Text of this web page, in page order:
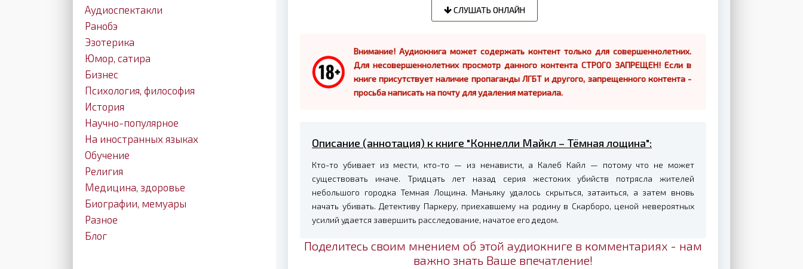
СЛУШАТЬ ОНЛАЙН
Внимание! Аудиокнига может содержать контент только для совершеннолетних.
Для несовершеннолетних просмотр данного контента СТРОГО ЗАПРЕЩЕН! Если в
книге присутствует наличие пропаганды ЛГБТ и другого, запрещенного контента -
просьба написать на почту для удаления материала.
Описание (аннотация) к книге "Коннелли Майкл – Тёмная лощина":
Кто-то убивает из мести, кто-то — из ненависти, а Калеб Кайл — потому что не может
существовать иначе. Тридцать лет назад серия жестоких убийств потрясла жителей
небольшого городка Темная Лощина. Маньяку удалось скрыться, затаиться, а затем вновь
начать убивать. Детективу Паркеру, приехавшему на родину в Скарборо, ценой невероятных
усилий удается завершить расследование, начатое его дедом.
Поделитесь своим мнением об этой аудиокниге в комментариях - нам
важно знать Ваше впечатление!
Аудиоспектакли
Ранобэ
Эзотерика
Юмор, сатира
Бизнес
Психология, философия
История
Научно-популярное
На иностранных языках
Обучение
Религия
Медицина, здоровье
Биографии, мемуары
Разное
Блог